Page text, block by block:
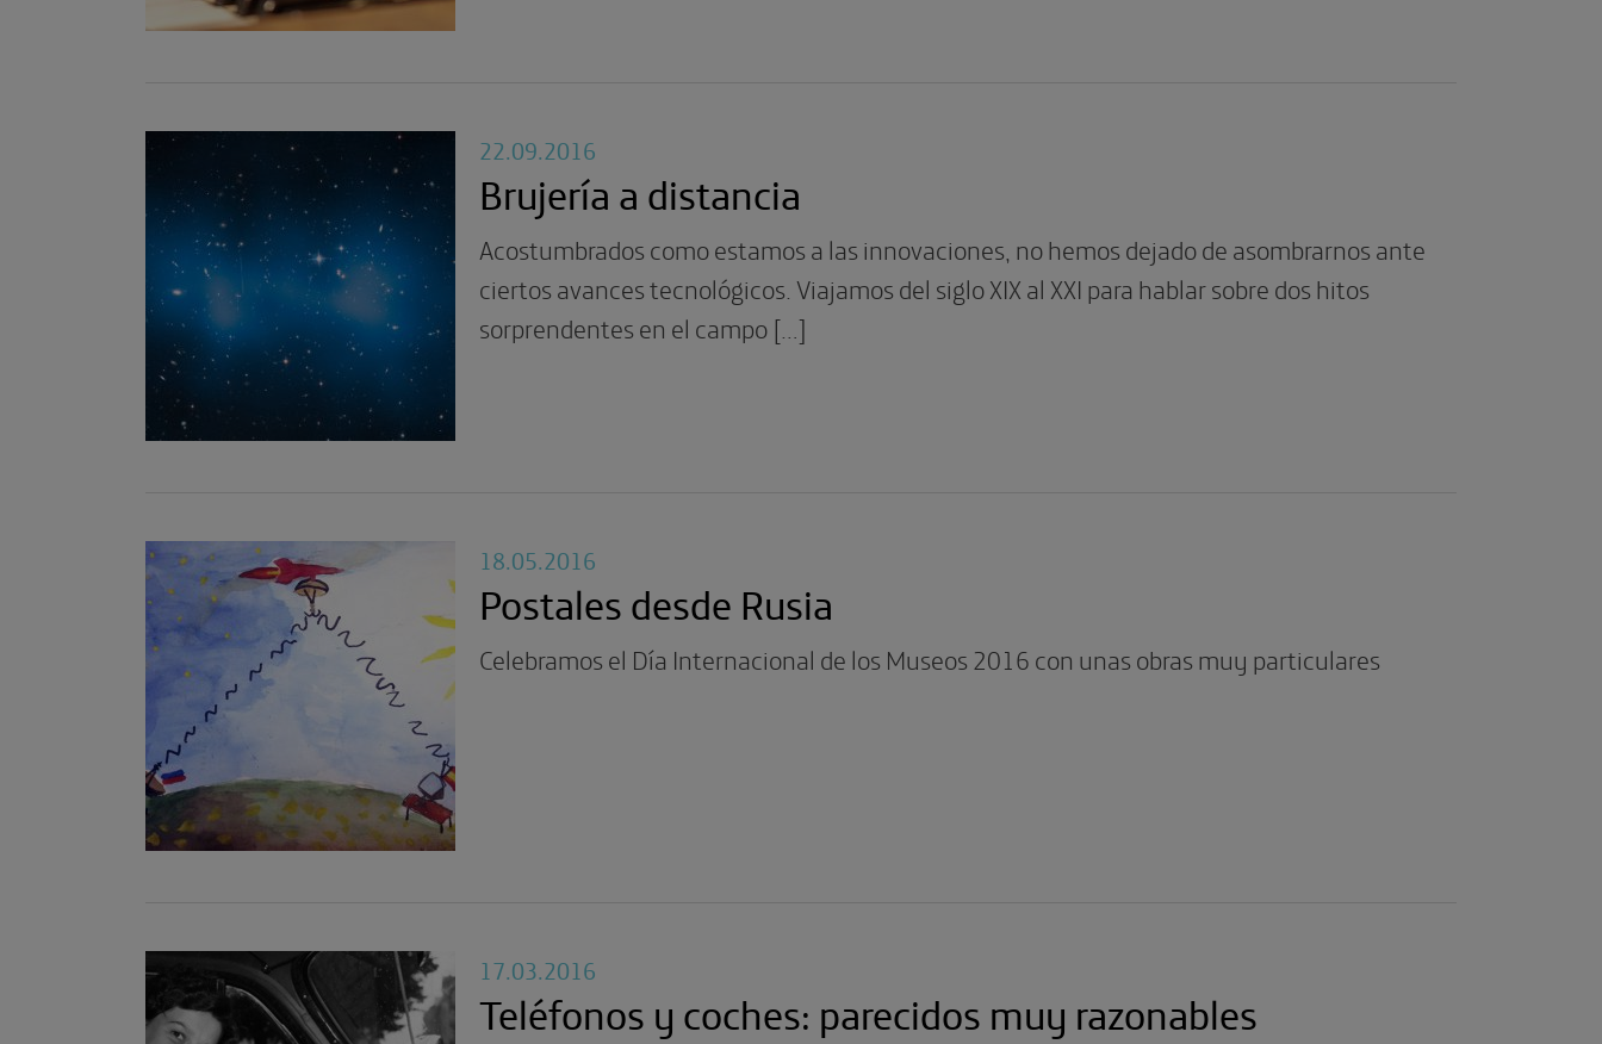
22.09.2016
Brujería a distancia
Acostumbrados como estamos a las innovaciones, no hemos dejado de asombrarnos ante
ciertos avances tecnológicos. Viajamos del siglo XIX al XXI para hablar sobre dos hitos
sorprendentes en el campo […]
18.05.2016
Postales desde Rusia
Celebramos el Día Internacional de los Museos 2016 con unas obras muy particulares
17.03.2016
Teléfonos y coches: parecidos muy razonables